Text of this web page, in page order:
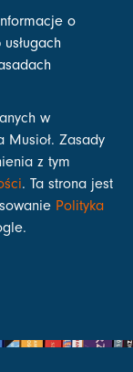
o
w
Musioł. Zasady
z tym
. Ta strona jest
Polityka